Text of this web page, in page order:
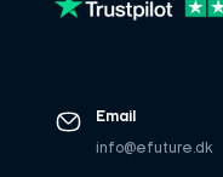
Email
info@efuture.dk